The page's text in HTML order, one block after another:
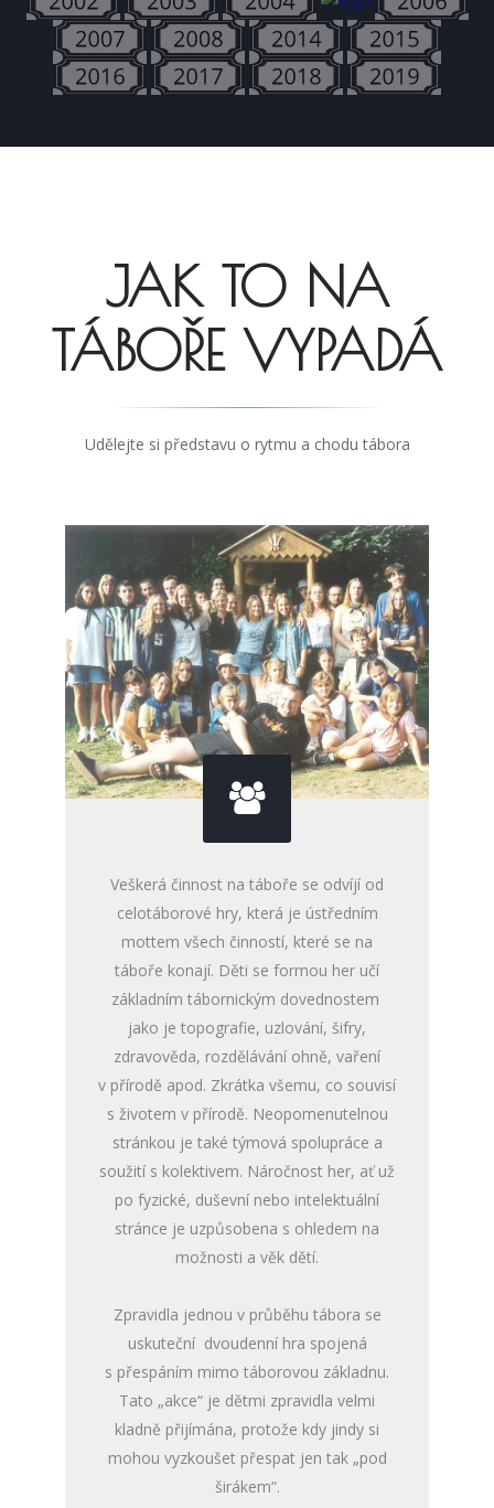
JAK TO NA
TÁBOŘE VYPADÁ
Udělejte si představu o rytmu a chodu tábora
Veškerá činnost na táboře se odvíjí od
celotáborové hry, která je ústředním
mottem všech činností, které se na
táboře konají. Děti se formou her učí
základním tábornickým dovednostem
jako je topografie, uzlování, šifry,
zdravověda, rozdělávání ohně, vaření
v přírodě apod. Zkrátka všemu, co souvisí
s životem v přírodě. Neopomenutelnou
stránkou je také týmová spolupráce a
soužití s kolektivem. Náročnost her, ať už
po fyzické, duševní nebo intelektuální
stránce je uzpůsobena s ohledem na
možnosti a věk dětí.
Zpravidla jednou v průběhu tábora se
uskuteční dvoudenní hra spojená
s přespáním mimo táborovou základnu.
Tato „akce“ je dětmi zpravidla velmi
kladně přijímána, protože kdy jindy si
mohou vyzkoušet přespat jen tak „pod
širákem“.